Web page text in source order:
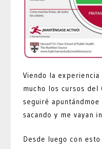
Viendo la
mucho los cursos del
seguiré
sacando y me vayan
Desde luego con esto